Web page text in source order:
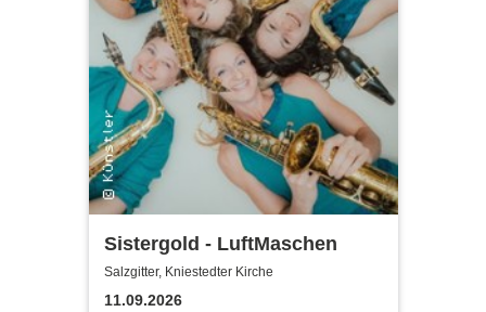
Sistergold - LuftMaschen
Salzgitter, Kniestedter Kirche
11.09.2026